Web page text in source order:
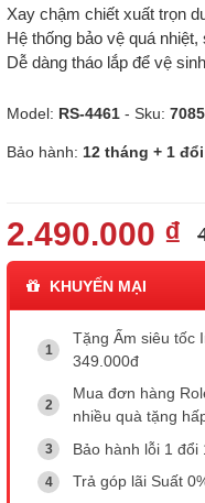
Xay chậm chiết xuất trọn
Hệ thống bảo vệ quá
Dễ dàng tháo lắp để vệ
Model: RS-4461 - Sku:
Bảo hành: 12 tháng + 1
2.490.000 ₫
KHUYẾN MẠI
Tặng Ấm siêu tốc
349.000đ
Mua đơn hàng
nhiều quà tặng
Bảo hành lỗi 1 đổi
Trả góp lãi Suất